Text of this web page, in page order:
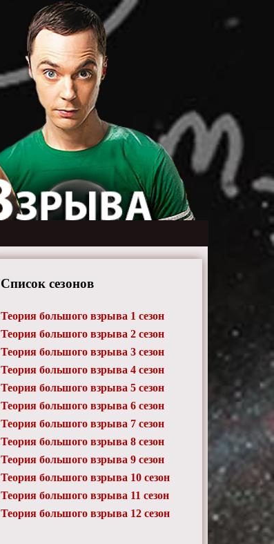
Список сезонов
Теория большого взрыва 1 сезон
Теория большого взрыва 2 сезон
Теория большого взрыва 3 сезон
Теория большого взрыва 4 сезон
Теория большого взрыва 5 сезон
Теория большого взрыва 6 сезон
Теория большого взрыва 7 сезон
Теория большого взрыва 8 сезон
Теория большого взрыва 9 сезон
Теория большого взрыва 10 сезон
Теория большого взрыва 11 сезон
Теория большого взрыва 12 сезон